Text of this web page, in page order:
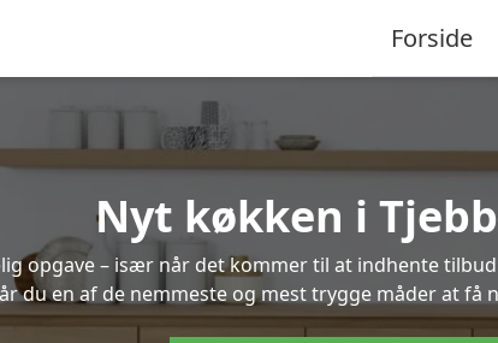
Forside
Nyt køkken i
opgave – især når det kommer til at indhente
du en af de nemmeste og mest trygge måder at få